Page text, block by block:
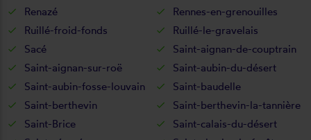
Renazé
Rennes-en-grenouilles
Ruillé-froid-fonds
Ruillé-le-gravelais
Sacé
Saint-aignan-de-couptrain
Saint-aignan-sur-roë
Saint-aubin-du-désert
Saint-aubin-fosse-louvain
Saint-baudelle
Saint-berthevin
Saint-berthevin-la-tannière
Saint-Brice
Saint-calais-du-désert